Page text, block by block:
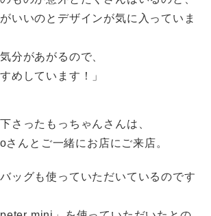
いいのとデザインが気に入っていま
分があがるので、
めしています！」
さったもっちゃんさんは、
んとご一緒にお店にご来店。
ッグも使っていただいているのです